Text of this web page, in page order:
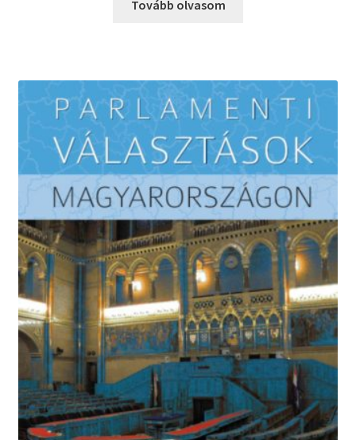
Tovább olvasom